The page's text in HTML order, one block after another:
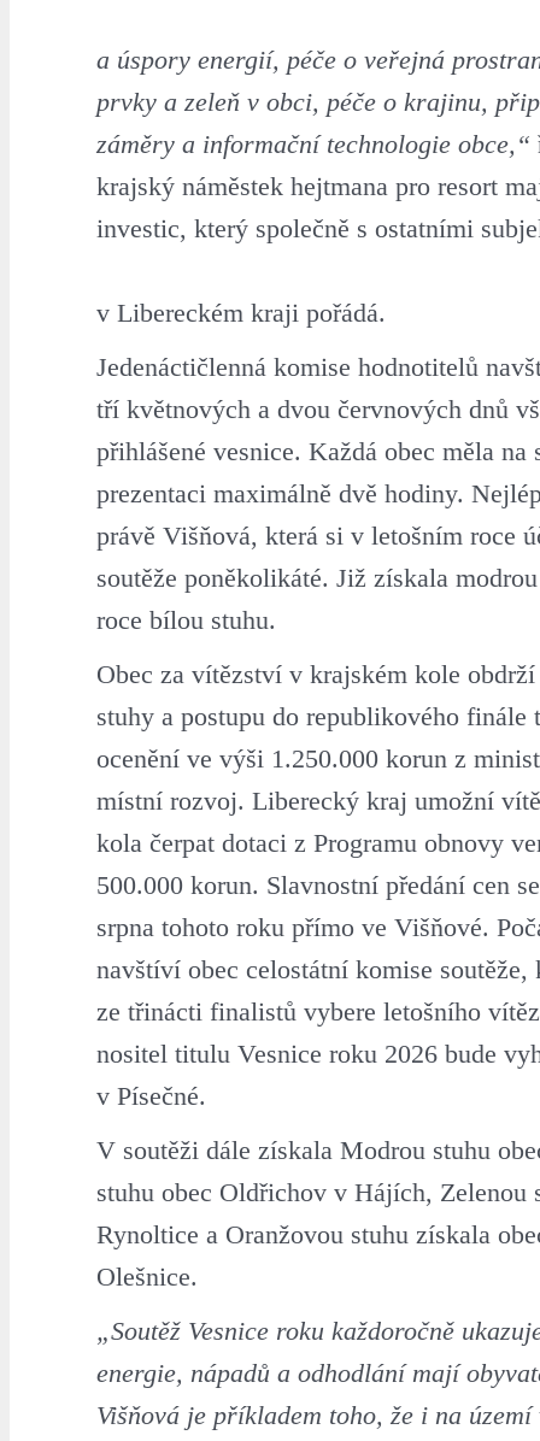
a úspory energií, péče o veřejná
prvky a zeleň v obci, péče o krajinu,
záměry a informační technologie obce,“
krajský náměstek hejtmana pro resort
investic, který společně s ostatními
v Libereckém kraji pořádá.
Jedenáctičlenná komise hodnotitelů
tří květnových a dvou červnových dnů
přihlášené vesnice. Každá obec měla na
prezentaci maximálně dvě hodiny.
právě Višňová, která si v letošním roce
soutěže poněkolikáté. Již získala
roce bílou stuhu.
Obec za vítězství v krajském kole
stuhy a postupu do republikového finále
ocenění ve výši 1.250.000 korun z
místní rozvoj. Liberecký kraj umožní
kola čerpat dotaci z Programu obnovy
500.000 korun. Slavnostní předání cen
srpna tohoto roku přímo ve Višňové.
navštíví obec celostátní komise soutěže,
ze třinácti finalistů vybere letošního
nositel titulu Vesnice roku 2026 bude
v Písečné.
V soutěži dále získala Modrou stuhu
stuhu obec Oldřichov v Hájích, Zelenou
Rynoltice a Oranžovou stuhu získala
Olešnice.
„Soutěž Vesnice roku každoročně
energie, nápadů a odhodlání mají
Višňová je příkladem toho, že i na území